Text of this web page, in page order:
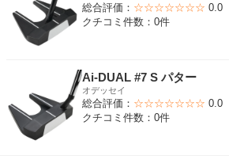
総合評価： ☆☆☆☆☆☆☆ 0.0
クチコミ件数：0件
Ai-DUAL #7 S パター
オデッセイ
総合評価： ☆☆☆☆☆☆☆ 0.0
クチコミ件数：0件